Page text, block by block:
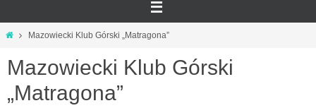
StronaMazowiecki Klub Górski „Matragona”
Mazowiecki Klub Górski
„Matragona”